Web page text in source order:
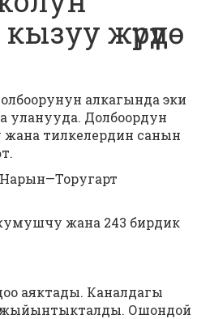
жүрүүдө
алкагында эки
уланууда. Долбоордун
жана тилкелердин санын
жана 243 бирдик
аяктады. Каналдагы
жыйынтыкталды. Ошондой